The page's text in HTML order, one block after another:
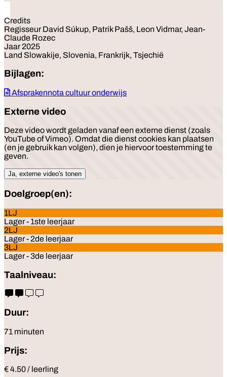
Credits
Regisseur David Súkup, Patrik Pašš, Leon Vidmar, Jean-
Claude Rozec
Jaar 2025
Land Slowakije, Slovenia, Frankrijk, Tsjechië
Bijlagen:
Afsprakennota cultuur onderwijs
Externe video
Deze video wordt geladen vanaf een externe dienst (zoals
YouTube of Vimeo). Omdat die dienst cookies kan plaatsen
(en je gebruik kan volgen), dien je hiervoor toestemming te
geven.
Ja, externe video's tonen
Doelgroep(en):
1LJ
Lager - 1ste leerjaar
2LJ
Lager - 2de leerjaar
3LJ
Lager - 3de leerjaar
Taalniveau:
Duur:
71 minuten
Prijs:
€ 4.50 / leerling